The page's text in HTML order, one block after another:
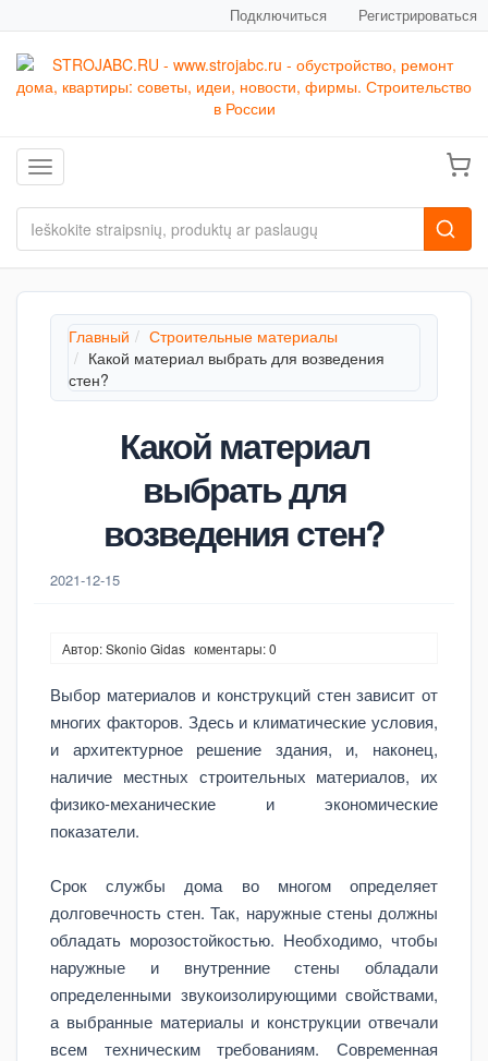
Подключиться Регистрироваться
Toggle navigation
Главный
Строительные материалы
Какой материал выбрать для возведения
стен?
Какой материал
выбрать для
возведения стен?
2021-12-15
Автор: Skonio Gidas коментары: 0
Выбор материалов и конструкций стен зависит от
многих факторов. Здесь и климатические условия,
и архитектурное решение здания, и, наконец,
наличие местных строительных материалов, их
физико-механические и экономические
показатели.
Срок службы дома во многом определяет
долговечность стен. Так, наружные стены должны
обладать морозостойкостью. Необходимо, чтобы
наружные и внутренние стены обладали
определенными звукоизолирующими свойствами,
а выбранные материалы и конструкции отвечали
всем техническим требованиям. Современная